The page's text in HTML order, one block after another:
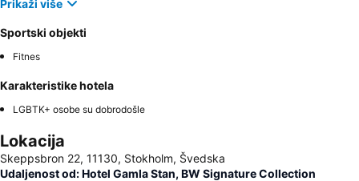
Prikaži više
Sportski objekti
Fitnes
Karakteristike hotela
LGBTK+ osobe su dobrodošle
Lokacija
Skeppsbron 22, 11130, Stokholm, Švedska
Udaljenost od: Hotel Gamla Stan, BW Signature Collection